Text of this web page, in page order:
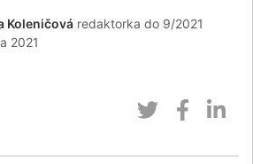
Koleničová redaktorka do 9/2021
2021